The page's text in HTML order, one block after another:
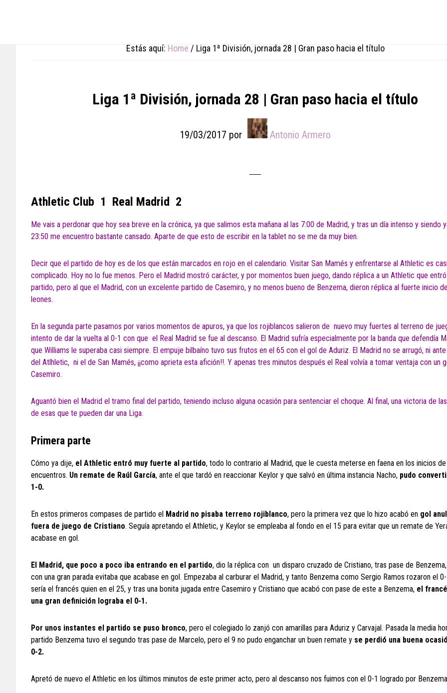
Estás aquí: Home / Liga 1ª División, jornada 28 | Gran paso hacia el título
Liga 1ª División, jornada 28 | Gran paso hacia el título
19/03/2017 por Antonio Armero
Athletic Club 1 Real Madrid 2
Me vais a perdonar que hoy sea breve en la crónica, ya que salimos esta mañana al las 7:00 de Madrid, y tras un día intenso y siendo
23:50 me encuentro bastante cansado. Aparte de que esto de escribir en la tablet no se me da muy bien.
Decir que el partido de hoy es de los que están marcados en rojo en el calendario. Visitar San Mamés y enfrentarse al Athletic es
complicado. Hoy no lo fue menos. Pero el Madrid mostró carácter, y por momentos buen juego, dando réplica a un Athletic que
partido, pero al que el Madrid, con un excelente partido de Casemiro, y no menos bueno de Benzema, dieron réplica al fuerte inicio
leones.
En la segunda parte pasamos por varios momentos de apuros, ya que los rojiblancos salieron de nuevo muy fuertes al terreno de
intento de dar la vuelta al 0-1 con que el Real Madrid se fue al descanso. El Madrid sufría especialmente por la banda que defendía
que Williams le superaba casi siempre. El empuje bilbaíno tuvo sus frutos en el 65 con el gol de Aduriz. El Madrid no se arrugó, ni
del Atlhletic, ni el de San Mamés, ¡¡como aprieta esta afición!!. Y apenas tres minutos después el Real volvía a tomar ventaja con un
Casemiro.
Aguantó bien el Madrid el tramo final del partido, teniendo incluso alguna ocasión para sentenciar el choque. Al final, una victoria de
de esas que te pueden dar una Liga.
Primera parte
Cómo ya dije, el Athletic entró muy fuerte al partido, todo lo contrario al Madrid, que le cuesta meterse en faena en los inicios
encuentros. Un remate de Raúl García, ante el que tardó en reaccionar Keylor y que salvó en última instancia Nacho, pudo
1-0.
En estos primeros compases de partido el Madrid no pisaba terreno rojiblanco, pero la primera vez que lo hizo acabó en gol
fuera de juego de Cristiano. Seguía apretando el Athletic, y Keylor se empleaba al fondo en el 15 para evitar que un remate de
acabase en gol.
El Madrid, que poco a poco iba entrando en el partido, dio la réplica con un disparo cruzado de Cristiano, tras pase de
con una gran parada evitaba que acabase en gol. Empezaba al carburar el Madrid, y tanto Benzema como Sergio Ramos rozaron el
sería el francés quien en el 25, y tras una bonita jugada entre Casemiro y Cristiano que acabó con pase de este a Benzema, el
una gran definición lograba el 0-1.
Por unos instantes el partido se puso bronco, pero el colegiado lo zanjó con amarillas para Aduriz y Carvajal. Pasada la media
partido Benzema tuvo el segundo tras pase de Marcelo, pero el 9 no pudo enganchar un buen remate y se perdió una buena
0-2.
Apretó de nuevo el Athletic en los últimos minutos de este primer acto, pero al descanso nos fuimos con el 0-1 logrado por